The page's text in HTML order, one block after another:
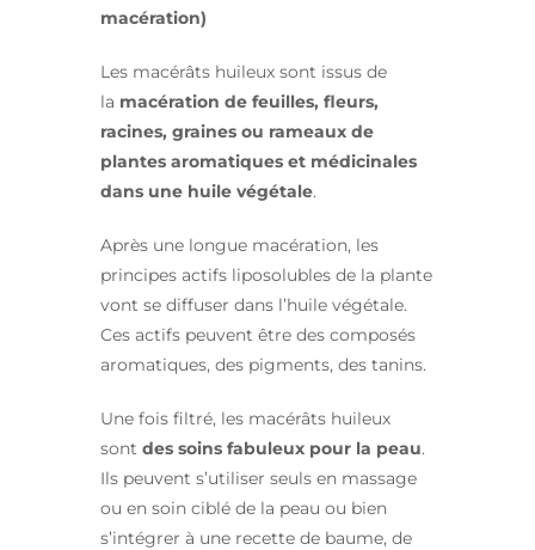
macération)
Les macérâts huileux sont issus de
la macération de feuilles, fleurs,
racines, graines ou rameaux de
plantes aromatiques et médicinales
dans une huile végétale.
Après une longue macération, les
principes actifs liposolubles de la plante
vont se diffuser dans l’huile végétale.
Ces actifs peuvent être des composés
aromatiques, des pigments, des tanins.
Une fois filtré, les macérâts huileux
sont des soins fabuleux pour la peau.
Ils peuvent s’utiliser seuls en massage
ou en soin ciblé de la peau ou bien
s’intégrer à une recette de baume, de